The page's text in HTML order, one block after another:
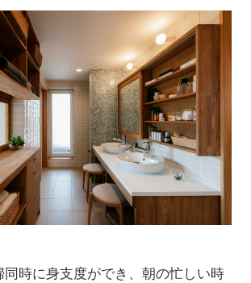
時に身支度ができ、朝の忙しい時